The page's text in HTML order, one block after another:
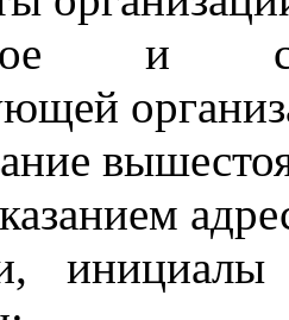
и
инициалы